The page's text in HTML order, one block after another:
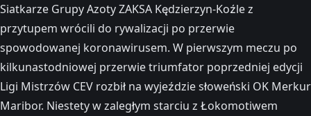
Siatkarze Grupy Azoty ZAKSA Kędzierzyn-Koźle z
przytupem wrócili do rywalizacji po przerwie
spowodowanej koronawirusem. W pierwszym meczu po
kilkunastodniowej przerwie triumfator poprzedniej edycji
Ligi Mistrzów CEV rozbił na wyjeździe słoweński OK Merkur
Maribor. Niestety w zaległym starciu z Łokomotiwem